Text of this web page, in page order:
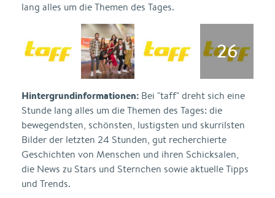
lang alles um die Themen des Tages.
Hintergrundinformationen: Bei "taff" dreht sich eine
Stunde lang alles um die Themen des Tages: die
bewegendsten, schönsten, lustigsten und skurrilsten
Bilder der letzten 24 Stunden, gut recherchierte
Geschichten von Menschen und ihren Schicksalen,
die News zu Stars und Sternchen sowie aktuelle Tipps
und Trends.